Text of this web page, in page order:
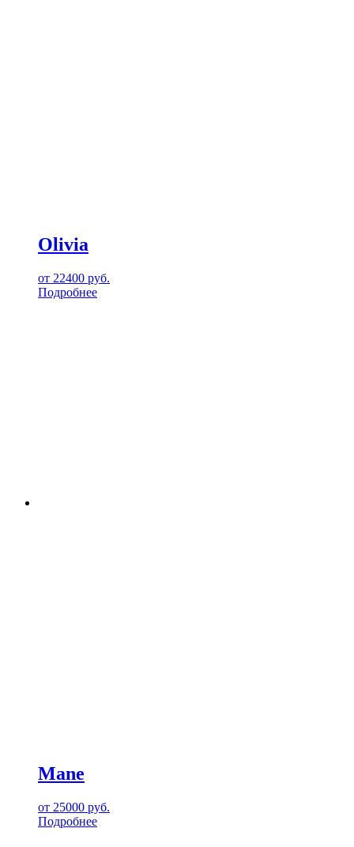
Olivia
от 22400 руб.
Подробнее
Mane
от 25000 руб.
Подробнее